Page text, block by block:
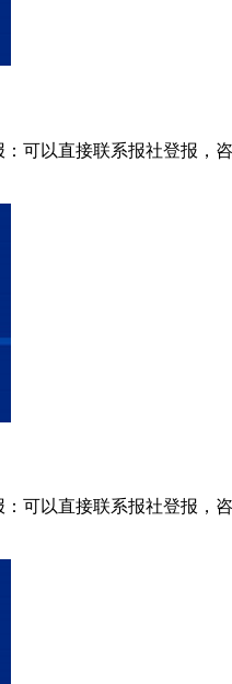
可以直接联系报社登报
可以直接联系报社登报